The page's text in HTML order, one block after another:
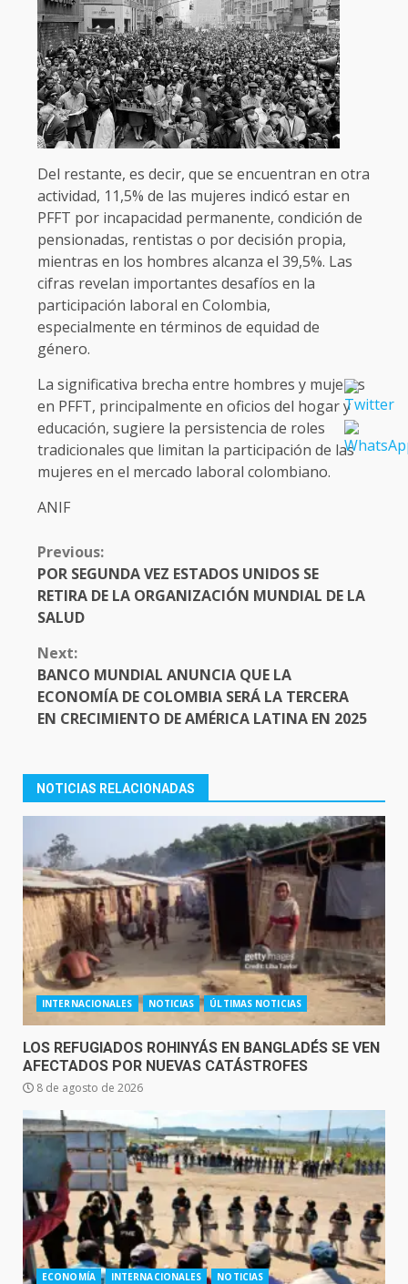
Del restante, es decir, que se encuentran en otra
actividad, 11,5% de las mujeres indicó estar en
PFFT por incapacidad permanente, condición de
pensionadas, rentistas o por decisión propia,
mientras en los hombres alcanza el 39,5%. Las
cifras revelan importantes desafíos en la
participación laboral en Colombia,
especialmente en términos de equidad de
género.
La significativa brecha entre hombres y mujeres
en PFFT, principalmente en oficios del hogar y
educación, sugiere la persistencia de roles
tradicionales que limitan la participación de las
mujeres en el mercado laboral colombiano.
ANIF
CONTINUE
READING
Previous:
POR SEGUNDA VEZ ESTADOS UNIDOS SE
RETIRA DE LA ORGANIZACIÓN MUNDIAL DE LA
SALUD
Next:
BANCO MUNDIAL ANUNCIA QUE LA
ECONOMÍA DE COLOMBIA SERÁ LA TERCERA
EN CRECIMIENTO DE AMÉRICA LATINA EN 2025
NOTICIAS RELACIONADAS
INTERNACIONALES NOTICIAS ÚLTIMAS NOTICIAS
LOS REFUGIADOS ROHINYÁS EN BANGLADÉS SE VEN
AFECTADOS POR NUEVAS CATÁSTROFES
8 de agosto de 2026
ECONOMÍA INTERNACIONALES
NOTICIAS